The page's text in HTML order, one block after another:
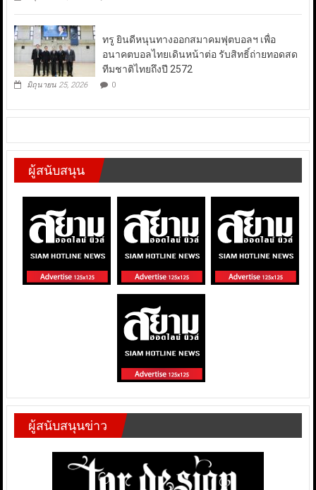
ทรู ยินดีหนุนทางออกสมาคมฟุตบอลฯ เพื่อ
อนาคตบอลไทยเดินหน้าต่อ รับสิทธิ์ถ่ายทอดสด
ทีมชาติไทยถึงปี 2572
มิถุนายน 25, 2026 0
ผู้สนับสนุน
ผู้สนับสนุนข่าว